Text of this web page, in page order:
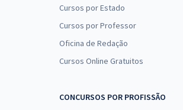
Cursos por Estado
Cursos por Professor
Oficina de Redação
Cursos Online Gratuitos
CONCURSOS POR PROFISSÃO